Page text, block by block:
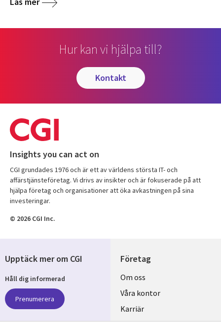
Hur kan vi hjälpa till?
kontakt
Insights you can act on
CGI grundades 1976 och är ett av världens största IT- och
affärstjänsteföretag. Vi drivs av insikter och är fokuserade på att
hjälpa företag och organisationer att öka avkastningen på sina
investeringar.
© 2026 CGI Inc.
Företag
Useful
links
SWEDEN
Om oss
Våra kontor
Karriär
Upptäck mer om CGI
Håll dig informerad
Prenumerera